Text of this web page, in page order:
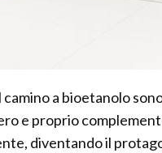
camino a bioetanolo
e proprio
diventando il